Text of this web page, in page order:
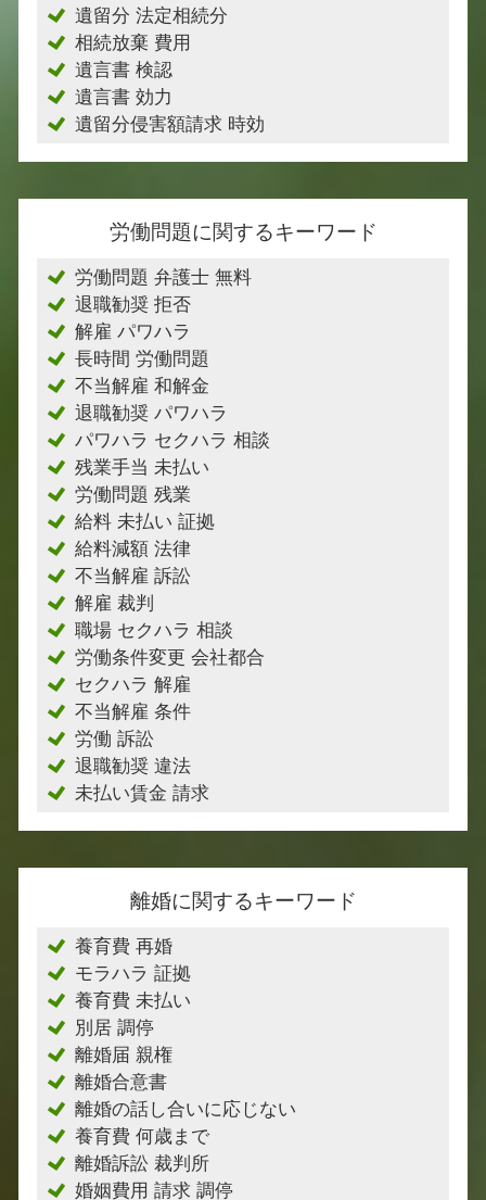
遺留分 法定相続分
相続放棄 費用
遺言書 検認
遺言書 効力
遺留分侵害額請求 時効
労働問題に関するキーワード
労働問題 弁護士 無料
退職勧奨 拒否
解雇 パワハラ
長時間 労働問題
不当解雇 和解金
退職勧奨 パワハラ
パワハラ セクハラ 相談
残業手当 未払い
労働問題 残業
給料 未払い 証拠
給料減額 法律
不当解雇 訴訟
解雇 裁判
職場 セクハラ 相談
労働条件変更 会社都合
セクハラ 解雇
不当解雇 条件
労働 訴訟
退職勧奨 違法
未払い賃金 請求
離婚に関するキーワード
養育費 再婚
モラハラ 証拠
養育費 未払い
別居 調停
離婚届 親権
離婚合意書
離婚の話し合いに応じない
養育費 何歳まで
離婚訴訟 裁判所
婚姻費用 請求 調停